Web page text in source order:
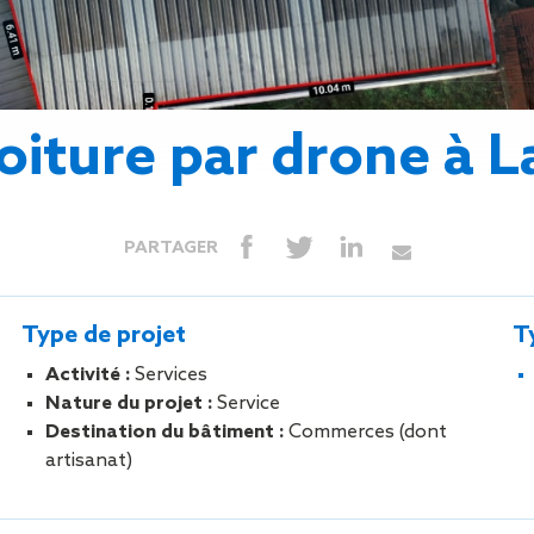
Thermique par
l’Extérieur
Perméabilité
à l’air
Serrurerie
plat
toiture-
accessible
toiture en
fuites
par drone à
PARTAGER
Type de projet
Activité : Services
Nature du projet : Service
Destination du bâtiment : Commerces (dont
artisanat)